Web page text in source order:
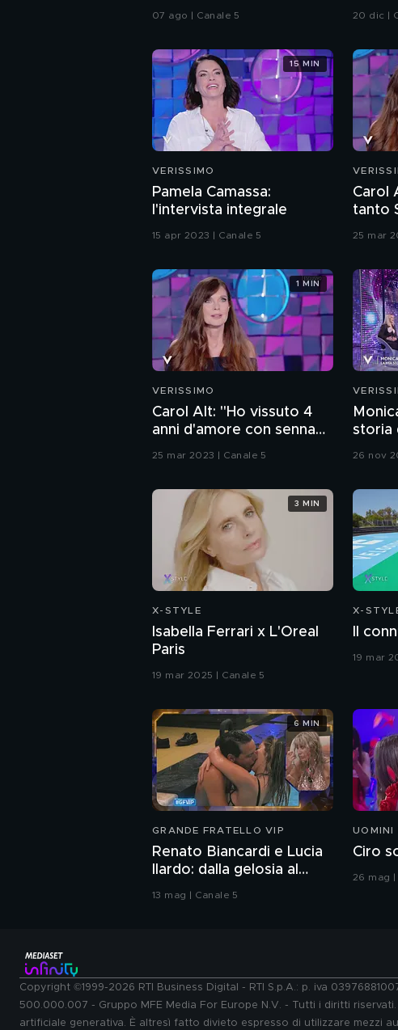
della tv
07 ago | Canale 5 20 dic |
VERISSIMO
Pamela Camassa:
l'intervista integrale
15 apr 2023 | Canale 5
15 MIN
Carol
tanto
25 mar
VERISSIMO
Carol Alt: "Ho vissuto 4
anni d'amore con senna
mentre ero sposata"
25 mar 2023 | Canale 5
1 MIN
storia
26 nov
X-STYLE
Isabella Ferrari x L'Oreal
Paris
19 mar 2025 | Canale 5
3 MIN
X-
Il
19 mar
GRANDE FRATELLO VIP
Renato Biancardi e Lucia
Ilardo: dalla gelosia al
13 mag | Canale 5
6 MIN
UOMINI
Ciro
26 mag |
Copyright ©1999-2026 RTI Business Digital - RTI S.p.A.: p. iva
500.000.007 - Gruppo MFE Media For Europe N.V. - Tutti i diritti
artificiale generativa. È altresì fatto divieto espresso di utilizzare mezzi